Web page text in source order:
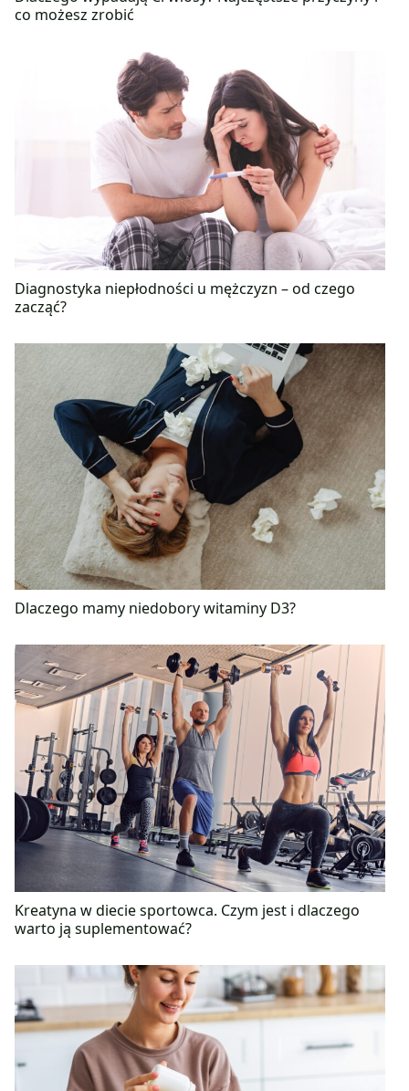
co możesz zrobić
Diagnostyka niepłodności u mężczyzn – od czego
zacząć?
Dlaczego mamy niedobory witaminy D3?
Kreatyna w diecie sportowca. Czym jest i dlaczego
warto ją suplementować?